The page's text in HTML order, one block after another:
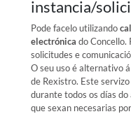
instancia/
Pode facelo utilizando
electrónica do Concello.
solicitudes e
O seu uso é alternativo
de Rexistro. Este
durante todos os días
que sexan necesarias